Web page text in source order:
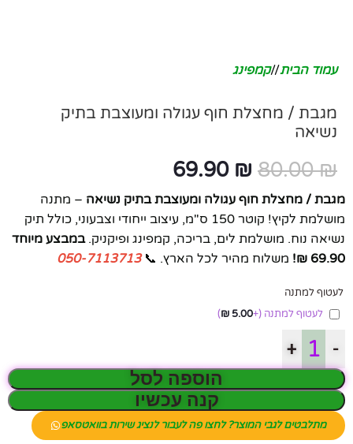
עמוד הבית/ קמפינג
מגבת / מחצלת חוף עגולה ומעוצבת בתיק
נשיאה
80.00₪
69.90 ₪
מגבת / מחצלת חוף עגולה ומעוצבת בתיק נשיאה – מתנה
מושלמת לקיץ! קוטר 150 ס"מ, עיצוב ייחודי וצבעוני, כולל תיק
נשיאה נוח. מושלמת לים, בריכה, קמפינג ופיקניק.במבצע מיוחד
69.90 ₪!
משלוח מהיר לכל הארץ. 📞050-7113713
לעטוף למתנה
לעטוף למתנה (+
5.00
₪
)
-
+
הוספה לסל
קנה עכשיו
מתלבטים לגבי המוצר? לחצו פה לעבור לנציג שירות בוואטסאפ